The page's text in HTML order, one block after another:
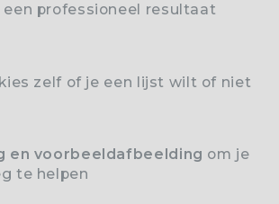
professioneel resultaat
zelf of je een lijst wilt of niet
en voorbeeldafbeelding om je
te helpen